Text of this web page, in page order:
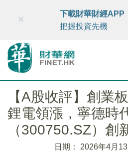
財華智庫網 FINTV
×
下載財華財經APP
把握投資先機
【A股收評】創業
鋰電領漲，寧德時
（300750.SZ）創
日期： 2026年4月